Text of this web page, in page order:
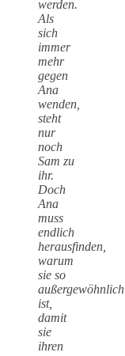
werden.
Als
sich
immer
mehr
gegen
Ana
wenden,
steht
nur
noch
Sam zu
ihr.
Doch
Ana
muss
endlich
herausfinden,
warum
sie so
außergewöhnlich
ist,
damit
sie
ihren